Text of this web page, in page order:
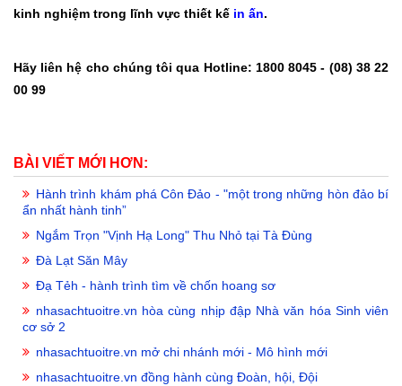
kinh nghiệm trong lĩnh vực thiết kế in ấn.
Hãy liên hệ cho chúng tôi qua Hotline: 1800 8045 - (08) 38 22
00 99
BÀI VIẾT MỚI HƠN:
Hành trình khám phá Côn Đảo - "một trong những hòn đảo bí
ẩn nhất hành tinh”
Ngắm Trọn "Vịnh Hạ Long" Thu Nhỏ tại Tà Đùng
Đà Lạt Săn Mây
Đạ Tẻh - hành trình tìm về chốn hoang sơ
nhasachtuoitre.vn hòa cùng nhịp đập Nhà văn hóa Sinh viên
cơ sở 2
nhasachtuoitre.vn mở chi nhánh mới - Mô hình mới
nhasachtuoitre.vn đồng hành cùng Đoàn, hội, Đội